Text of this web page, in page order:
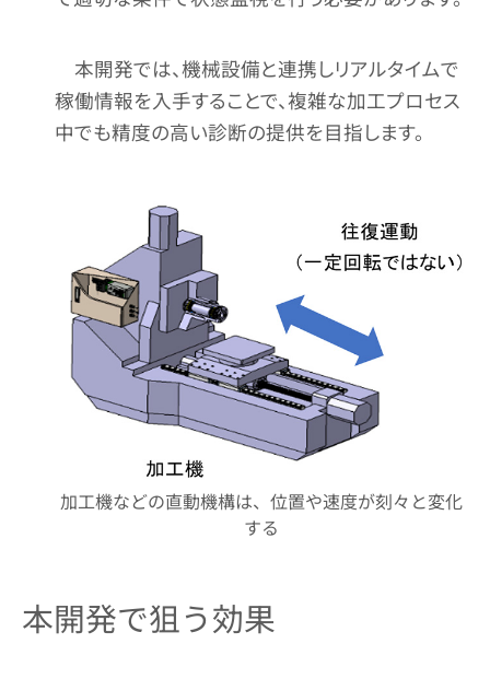
本開発では、機械設備と連携しリアルタイムで
稼働情報を入手することで、複雑な加工プロセス
中でも精度の高い診断の提供を目指します。
加工機などの直動機構は、位置や速度が刻々と変化
する
本開発で狙う効果